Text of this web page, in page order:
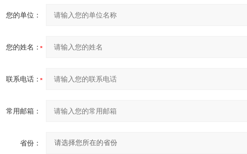
您的单位：
您的姓名：
联系电话：
常用邮箱：
省份：